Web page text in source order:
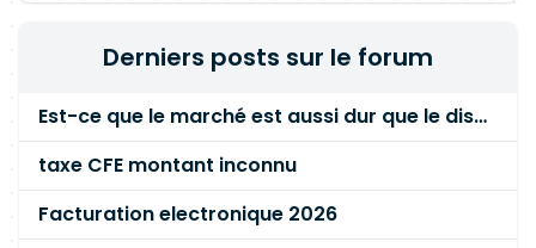
Derniers posts sur le forum
Est-ce que le marché est aussi dur que le disent les commerciaux ?
taxe CFE montant inconnu
Facturation electronique 2026